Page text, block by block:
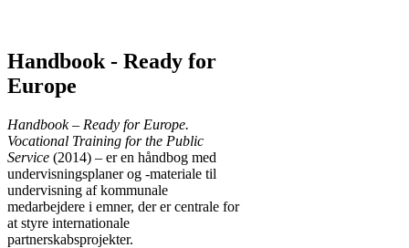
Handbook - Ready for
Europe
Handbook – Ready for Europe.
Vocational Training for the Public
Service (2014) – er en håndbog med
undervisningsplaner og -materiale til
undervisning af kommunale
medarbejdere i emner, der er centrale for
at styre internationale
partnerskabsprojekter.